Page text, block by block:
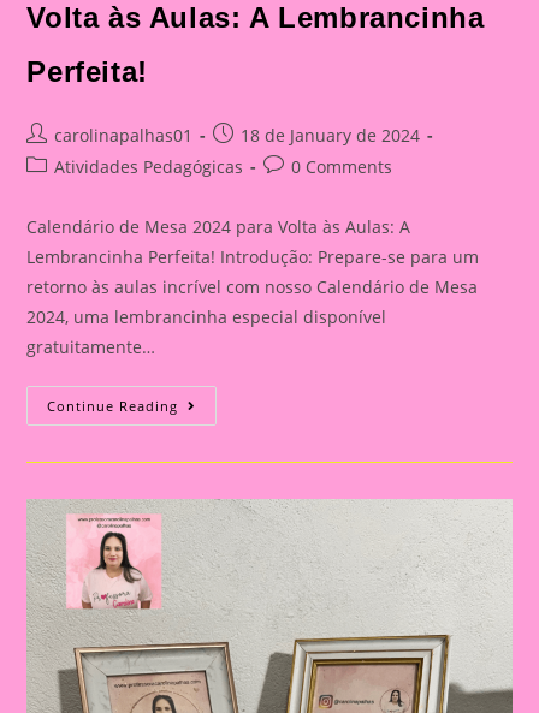
Volta às Aulas: A Lembrancinha
Perfeita!
Post
author:
carolinapalhas01
Post
published:
18 de January de 2024
PostAtividades Pedagógicas
Post0 Comments
Calendário de Mesa 2024 para Volta às Aulas: A
Lembrancinha Perfeita! Introdução: Prepare-se para um
retorno às aulas incrível com nosso Calendário de Mesa
2024, uma lembrancinha especial disponível
gratuitamente…
Continue Reading Calendário
De
2024
Às
Aulas:
A
Lembrancinha
Perfeita!